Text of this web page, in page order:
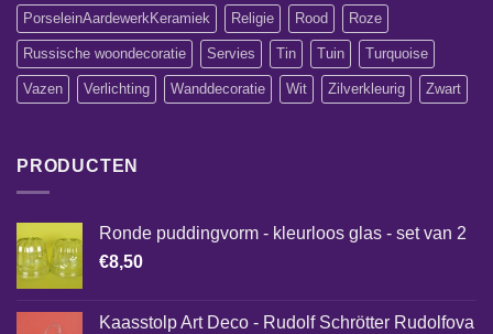
PorseleinAardewerkKeramiek Religie Rood Roze
Russische woondecoratie Servies Tin Tuin Turquoise
Vazen Verlichting Wanddecoratie Wit Zilverkleurig Zwart
PRODUCTEN
Ronde puddingvorm - kleurloos glas - set van 2
€8,50
Kaasstolp Art Deco - Rudolf Schrötter Rudolfova